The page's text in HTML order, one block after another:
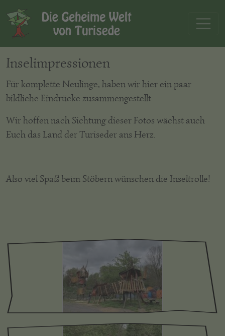
Inselimpressionen
Für komplette Neulinge, haben wir hier ein paar
bildliche Eindrücke zusammengestellt.
Wir hoffen nach Sichtung dieser Fotos wächst auch
Euch das Land der Turiseder ans Herz.
Also viel Spaß beim Stöbern wünschen die Inseltrolle!